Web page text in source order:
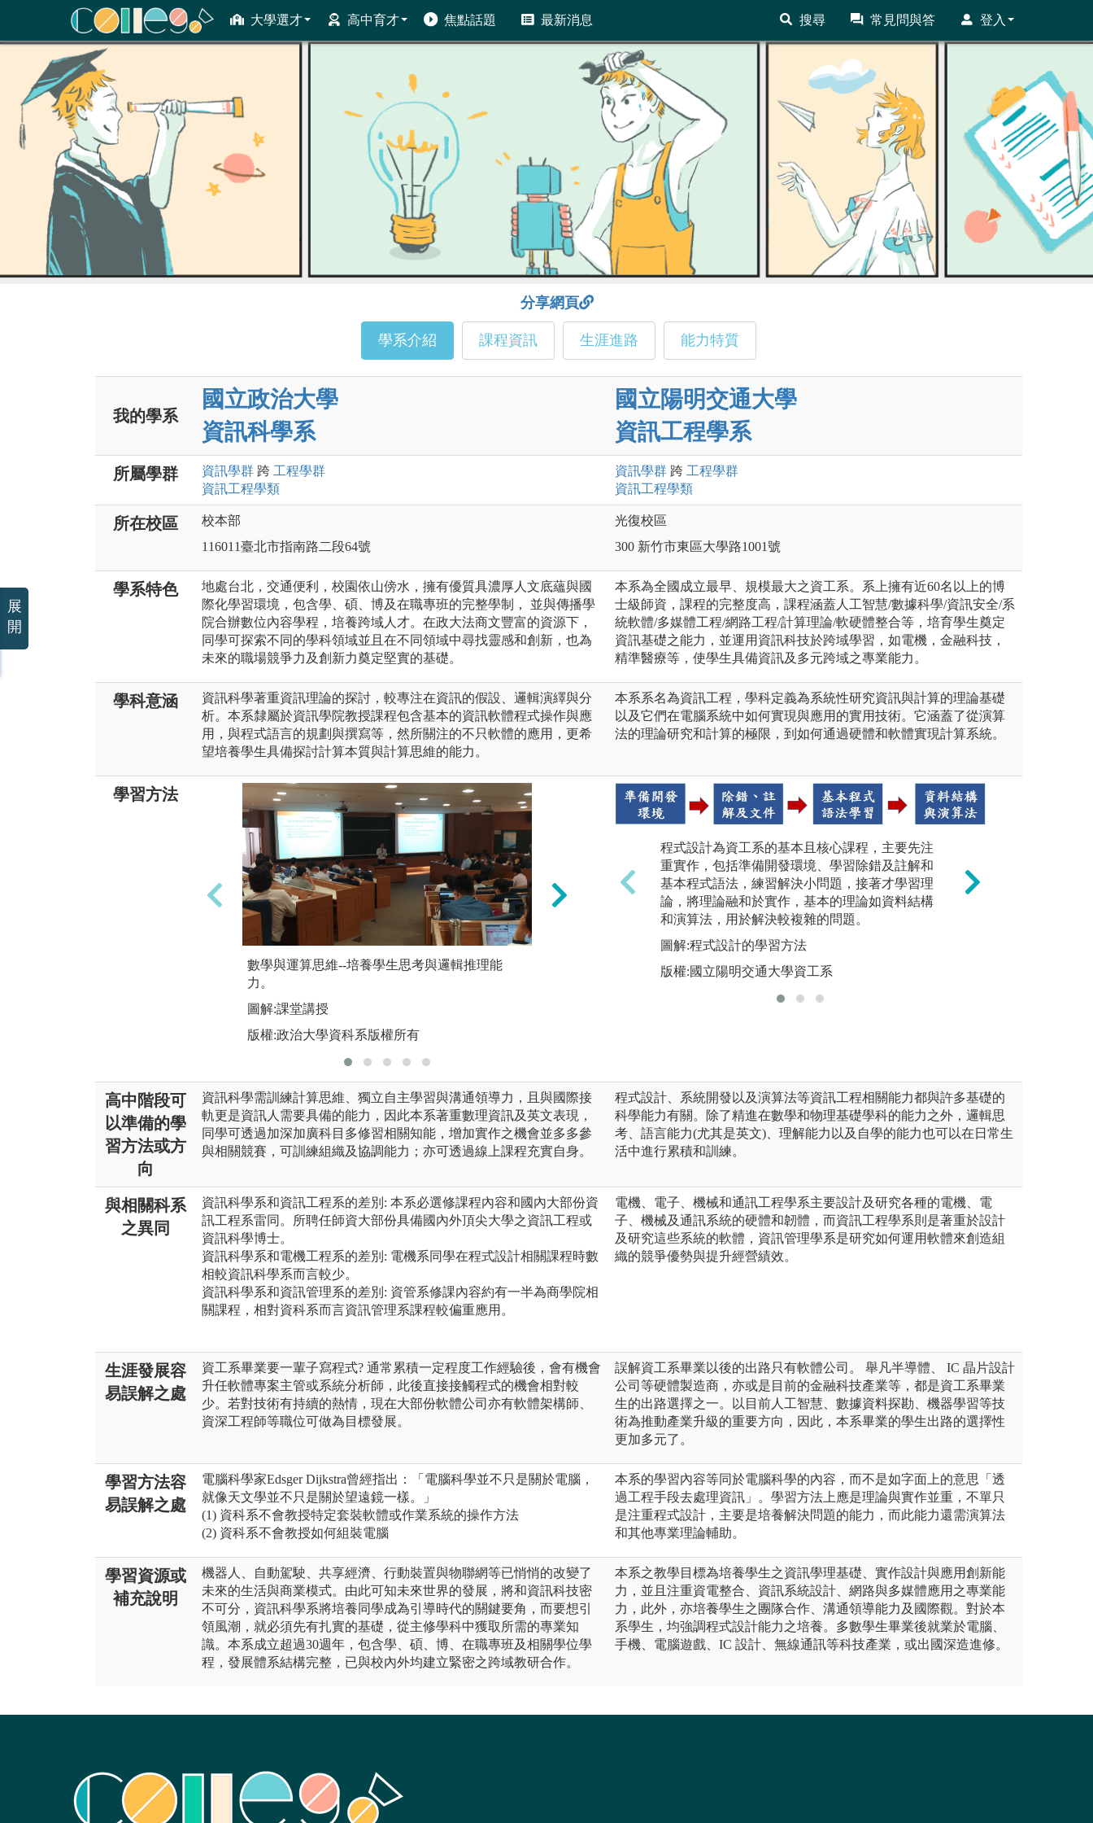
大學選才 高中育才 焦點話題 最新消息 搜尋 常見問與答 登入
ColleGo! 大學選才與高中育才輔助系統
分享網頁
學系介紹 課程資訊 生涯進路 能力特質
我的學系
國立政治大學
資訊科學系
國立陽明交通大學
資訊工程學系
所屬學群 資訊學群 跨 工程學群
資訊工程學類
資訊學群 跨 工程學群
資訊工程學類
所在校區
校本部
116011臺北市指南路二段64號
光復校區
300 新竹市東區大學路1001號
學系特色
地處台北，交通便利，校園依山傍水，擁有優質具濃厚人文底蘊與國
際化學習環境，包含學、碩、博及在職專班的完整學制， 並與傳播學
院合辦數位內容學程，培養跨域人才。在政大法商文豐富的資源下，
同學可探索不同的學科領域並且在不同領域中尋找靈感和創新，也為
未來的職場競爭力及創新力奠定堅實的基礎。
本系為全國成立最早、規模最大之資工系。系上擁有近60名以上的博
士級師資，課程的完整度高，課程涵蓋人工智慧/數據科學/資訊安全/系
統軟體/多媒體工程/網路工程/計算理論/軟硬體整合等，培育學生奠定
資訊基礎之能力，並運用資訊科技於跨域學習，如電機，金融科技，
精準醫療等，使學生具備資訊及多元跨域之專業能力。
學科意涵
資訊科學著重資訊理論的探討，較專注在資訊的假設、邏輯演繹與分
析。本系隸屬於資訊學院教授課程包含基本的資訊軟體程式操作與應
用，與程式語言的規劃與撰寫等，然所關注的不只軟體的應用，更希
望培養學生具備探討計算本質與計算思維的能力。
本系系名為資訊工程，學科定義為系統性研究資訊與計算的理論基礎
以及它們在電腦系統中如何實現與應用的實用技術。它涵蓋了從演算
法的理論研究和計算的極限，到如何通過硬體和軟體實現計算系統。
學習方法
數學與運算思維--培養學生思考與邏輯推理能
力。
圖解:課堂講授
版權:政治大學資科系版權所有
軟體--培育學生定義、開發與自我學習新進資訊
程式設計為資工系的基本且核心課程，主要先注
重實作，包括準備開發環境、學習除錯及註解和
基本程式語法，練習解決小問題，接著才學習理
論，將理論融和於實作，基本的理論如資料結構
和演算法，用於解決較複雜的問題。
圖解:程式設計的學習方法
版權:國立陽明交通大學資工系
高中階段可
以準備的學
習方法或方
向
資訊科學需訓練計算思維、獨立自主學習與溝通領導力，且與國際接
軌更是資訊人需要具備的能力，因此本系著重數理資訊及英文表現，
同學可透過加深加廣科目多修習相關知能，增加實作之機會並多多參
與相關競賽，可訓練組織及協調能力；亦可透過線上課程充實自身。
程式設計、系統開發以及演算法等資訊工程相關能力都與許多基礎的
科學能力有關。除了精進在數學和物理基礎學科的能力之外，邏輯思
考、語言能力(尤其是英文)、理解能力以及自學的能力也可以在日常生
活中進行累積和訓練。
與相關科系
之異同
資訊科學系和資訊工程系的差別: 本系必選修課程內容和國內大部份資
訊工程系雷同。所聘任師資大部份具備國內外頂尖大學之資訊工程或
資訊科學博士。
資訊科學系和電機工程系的差別: 電機系同學在程式設計相關課程時數
相較資訊科學系而言較少。
資訊科學系和資訊管理系的差別: 資管系修課內容約有一半為商學院相
關課程，相對資科系而言資訊管理系課程較偏重應用。
電機、電子、機械和通訊工程學系主要設計及研究各種的電機、電
子、機械及通訊系統的硬體和韌體，而資訊工程學系則是著重於設計
及研究這些系統的軟體，資訊管理學系是研究如何運用軟體來創造組
織的競爭優勢與提升經營績效。
生涯發展容
易誤解之處
資工系畢業要一輩子寫程式? 通常累積一定程度工作經驗後，會有機會
升任軟體專案主管或系統分析師，此後直接接觸程式的機會相對較
少。若對技術有持續的熱情，現在大部份軟體公司亦有軟體架構師、
資深工程師等職位可做為目標發展。
誤解資工系畢業以後的出路只有軟體公司。 舉凡半導體、 IC 晶片設計
公司等硬體製造商，亦或是目前的金融科技產業等，都是資工系畢業
生的出路選擇之一。以目前人工智慧、數據資料探勘、機器學習等技
術為推動產業升級的重要方向，因此，本系畢業的學生出路的選擇性
更加多元了。
學習方法容
易誤解之處
電腦科學家Edsger Dijkstra曾經指出：「電腦科學並不只是關於電腦，
就像天文學並不只是關於望遠鏡一樣。」
(1) 資科系不會教授特定套裝軟體或作業系統的操作方法
(2) 資科系不會教授如何組裝電腦
本系的學習內容等同於電腦科學的內容，而不是如字面上的意思「透
過工程手段去處理資訊」。學習方法上應是理論與實作並重，不單只
是注重程式設計，主要是培養解決問題的能力，而此能力還需演算法
和其他專業理論輔助。
學習資源或
補充說明
機器人、自動駕駛、共享經濟、行動裝置與物聯網等已悄悄的改變了
未來的生活與商業模式。由此可知未來世界的發展，將和資訊科技密
不可分，資訊科學系將培養同學成為引導時代的關鍵要角，而要想引
領風潮，就必須先有扎實的基礎，從主修學科中獲取所需的專業知
識。本系成立超過30週年，包含學、碩、博、在職專班及相關學位學
程，發展體系結構完整，已與校內外均建立緊密之跨域教研合作。
本系之教學目標為培養學生之資訊學理基礎、實作設計與應用創新能
力，並且注重資電整合、資訊系統設計、網路與多媒體應用之專業能
力，此外，亦培養學生之團隊合作、溝通領導能力及國際觀。對於本
系學生，均強調程式設計能力之培養。多數學生畢業後就業於電腦、
手機、電腦遊戲、IC 設計、無線通訊等科技產業，或出國深造進修。
展
開